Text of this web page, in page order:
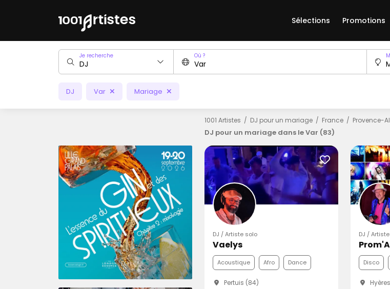
Sélections Promotions
Je recherche Où ?
DJ Var Mariage
1001 Artistes DJ pour un mariage France Provence-
DJ pour un mariage dans le Var (83)
DJ / Artiste solo
Vaelys
Acoustique Afro Dance
Pertuis (84)
DJ /
Disco